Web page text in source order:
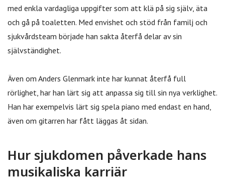
med enkla vardagliga uppgifter som att klä på sig själv, äta
och gå på toaletten. Med envishet och stöd från familj och
sjukvårdsteam började han sakta återfå delar av sin
självständighet.
Även om Anders Glenmark inte har kunnat återfå full
rörlighet, har han lärt sig att anpassa sig till sin nya verklighet.
Han har exempelvis lärt sig spela piano med endast en hand,
även om gitarren har fått läggas åt sidan.
Hur sjukdomen påverkade hans
musikaliska karriär